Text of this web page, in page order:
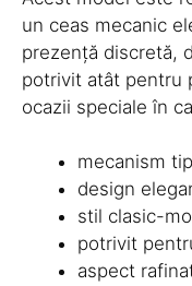
un ceas mecanic
prezență discretă,
potrivit atât pentru
ocazii speciale în
mecanism
design
stil clasic-
potrivit
aspect